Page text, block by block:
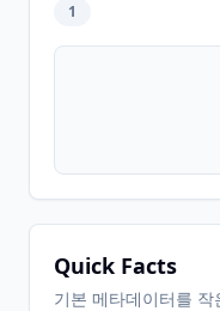
1
Quick Facts
기본 메타데이터를